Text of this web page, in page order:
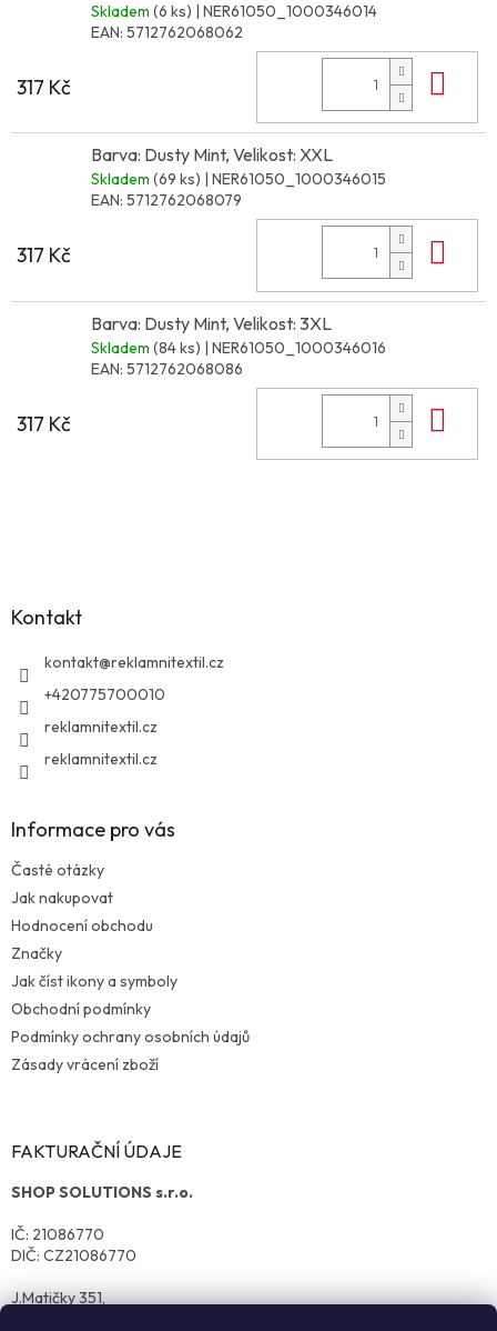
Skladem (6 ks) | NER61050_1000346014
EAN: 5712762068062
317 Kč
Barva: Dusty Mint, Velikost: XXL
Skladem (69 ks) | NER61050_1000346015
EAN: 5712762068079
317 Kč
Barva: Dusty Mint, Velikost: 3XL
Skladem (84 ks) | NER61050_1000346016
EAN: 5712762068086
317 Kč
Kontakt
kontakt@reklamnitextil.cz
+420775700010
reklamnitextil.cz
reklamnitextil.cz
Informace pro vás
Časté otázky
Jak nakupovat
Hodnocení obchodu
Značky
Jak číst ikony a symboly
Obchodní podmínky
Podmínky ochrany osobních údajů
Zásady vrácení zboží
FAKTURAČNÍ ÚDAJE
SHOP SOLUTIONS s.r.o.
IČ: 21086770
DIČ: CZ21086770
J.Matičky 351,